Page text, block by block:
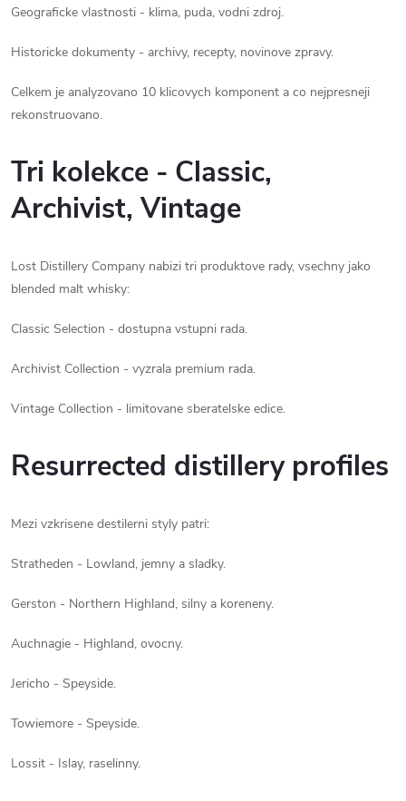
Geograficke vlastnosti - klima, puda, vodni zdroj.
Historicke dokumenty - archivy, recepty, novinove zpravy.
Celkem je analyzovano 10 klicovych komponent a co nejpresneji
rekonstruovano.
Tri kolekce - Classic,
Archivist, Vintage
Lost Distillery Company nabizi tri produktove rady, vsechny jako
blended malt whisky:
Classic Selection - dostupna vstupni rada.
Archivist Collection - vyzrala premium rada.
Vintage Collection - limitovane sberatelske edice.
Resurrected distillery profiles
Mezi vzkrisene destilerni styly patri:
Stratheden - Lowland, jemny a sladky.
Gerston - Northern Highland, silny a koreneny.
Auchnagie - Highland, ovocny.
Jericho - Speyside.
Towiemore - Speyside.
Lossit - Islay, raselinny.